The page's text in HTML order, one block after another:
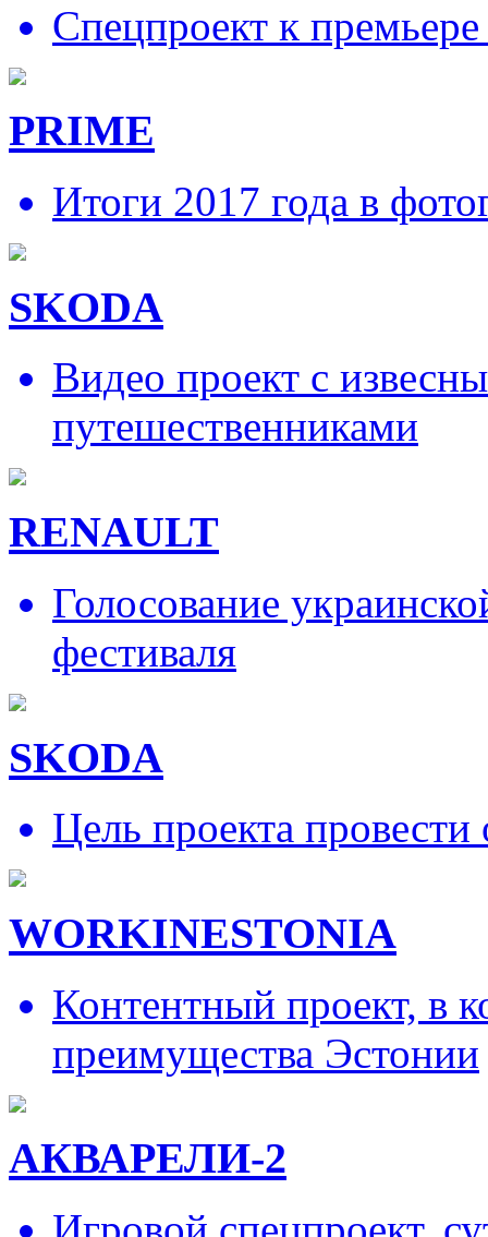
Спецпроект к
PRIME
Итоги 2017 года в
SKODA
Видео проект с
путешественниками
RENAULT
Голосование
фестиваля
SKODA
Цель проекта провести
WORKINESTONIA
Контентный проект, в
преимущества Эстонии
АКВАРЕЛИ-2